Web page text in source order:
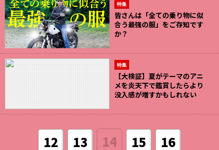
特集
皆さんは「全ての乗り物に似
合う最強の服」をご存知です
か？
特集
【大検証】夏がテーマのアニ
メを炎天下で鑑賞したらより
没入感が増すかもしれない
12 13 14 15 16